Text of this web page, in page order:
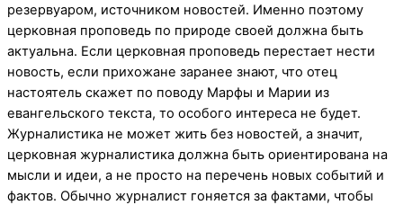
резервуаром, источником новостей. Именно поэтому
церковная проповедь по природе своей должна быть
актуальна. Если церковная проповедь перестает нести
новость, если прихожане заранее знают, что отец
настоятель скажет по поводу Марфы и Марии из
евангельского текста, то особого интереса не будет.
Журналистика не может жить без новостей, а значит,
церковная журналистика должна быть ориентирована на
мысли и идеи, а не просто на перечень новых событий и
фактов. Обычно журналист гоняется за фактами, чтобы